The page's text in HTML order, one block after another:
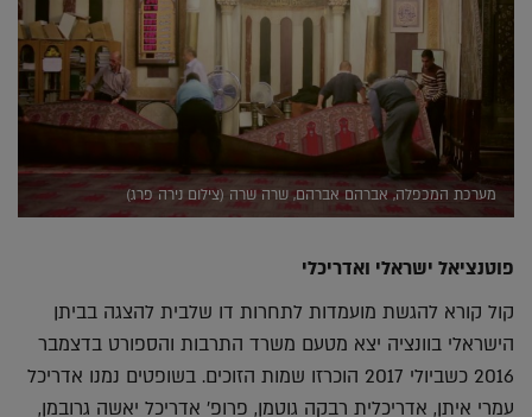
מערכת המכפלה, אברהם אברהם, שרה שרה (צילום נירה פרג)
פוטנציאל ישראלי ואדריכלי
קול קורא להגשת מועמדות לתחרות דו שלבית להצגה בביתן
הישראלי בוונציה יצא מטעם משרד התרבות והספורט בדצמבר
2016 כשביולי 2017 הוכרזו שמות הזוכים. בשופטים נמנו אדריכל
עמרי איתן, אדריכלית רבקה גוטמן, פרופ' אדריכל יאשה גרובמן,